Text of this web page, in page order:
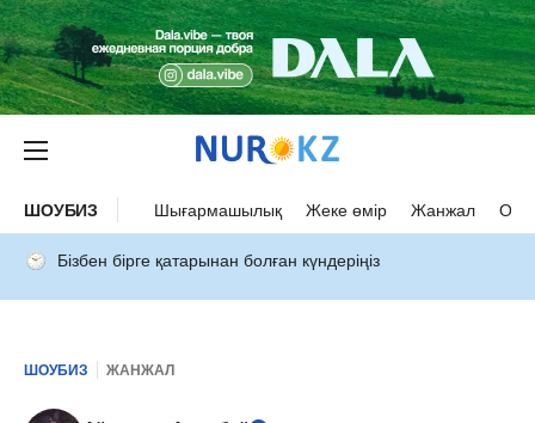
ШОУБИЗ Шығармашылық Жеке өмір Жанжал
Бізбен бірге қатарынан болған күндеріңіз
ШОУБИЗ ЖАНЖАЛ